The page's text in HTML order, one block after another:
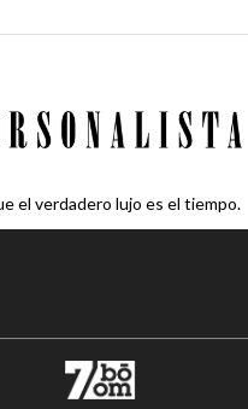
el verdadero lujo es el tiempo.